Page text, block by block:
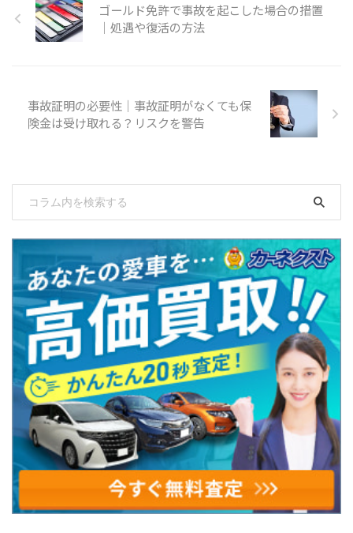
ゴールド免許で事故を起こした場合の措置
｜処遇や復活の方法
事故証明の必要性│事故証明がなくても保
険金は受け取れる？リスクを警告